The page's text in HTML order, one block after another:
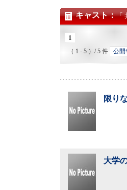
キャスト：「
1
（ 1 - 5 ）/ 5 件 公
限り
大学